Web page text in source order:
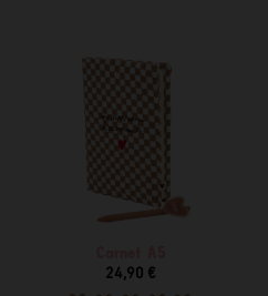
24,90 €